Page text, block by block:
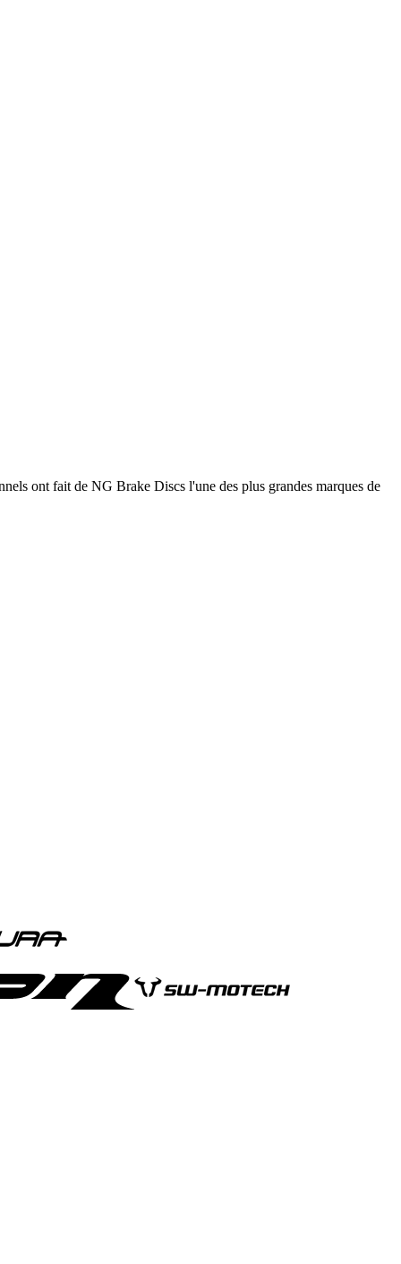
ont fait de NG Brake Discs l'une des plus grandes marques de